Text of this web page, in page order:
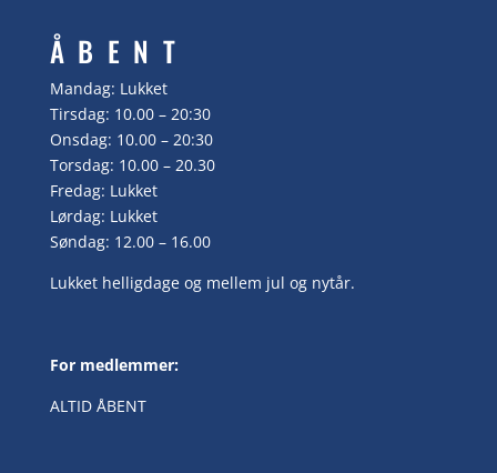
ÅBENT
Mandag: Lukket
Tirsdag: 10.00 – 20:30
Onsdag: 10.00 – 20:30
Torsdag: 10.00 – 20.30
Fredag: Lukket
Lørdag: Lukket
Søndag: 12.00 – 16.00
Lukket helligdage og mellem jul og nytår.
For medlemmer:
ALTID ÅBENT